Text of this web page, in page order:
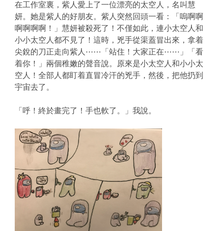
在工作室裏，紫人愛上了一位漂亮的太空人，名叫慧
妍。她是紫人的好朋友。紫人突然回頭一看：「嗚啊啊
啊啊啊啊！」慧妍被殺死了！ 不僅如此，連小太空人和
小小太空人都不見了！這時，兇手從渠蓋冒出來，拿着
尖銳的刀正走向紫人⋯⋯「站住！大家正在⋯⋯」「 看
着你！」兩個稚嫩的聲音說。原來是小太空人和小小太
空人！全部 人都盯着直冒冷汗的兇手，然後，把他扔到
宇宙去了。
「呼！終於畫完了！手也軟了。」我說。